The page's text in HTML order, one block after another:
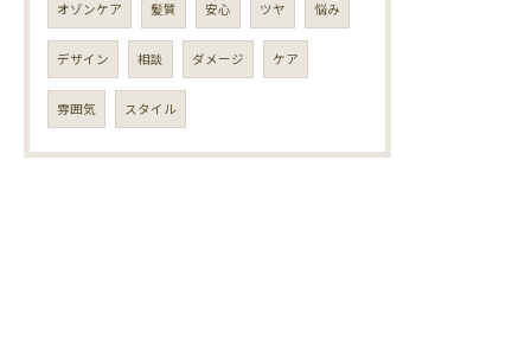
オゾンケア 髪質 安心 ツヤ 悩み
デザイン 相談 ダメージ ケア
雰囲気 スタイル